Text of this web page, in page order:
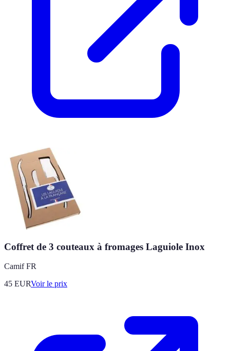
Coffret de 3 couteaux à fromages Laguiole Inox
Camif FR
45 EURVoir le prix